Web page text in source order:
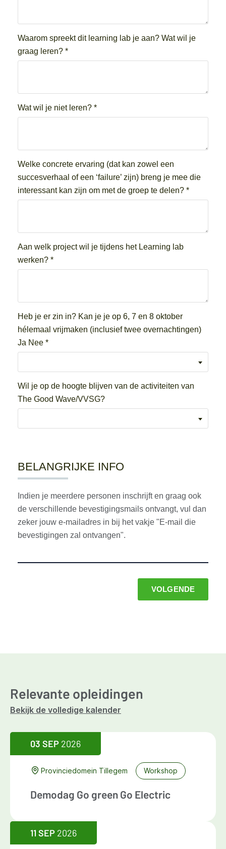
Relevante opleidingen
Bekijk de volledige kalender
03 SEP 2026
Provinciedomein Tillegem Workshop
Demodag Go green Go Electric
11 SEP 2026